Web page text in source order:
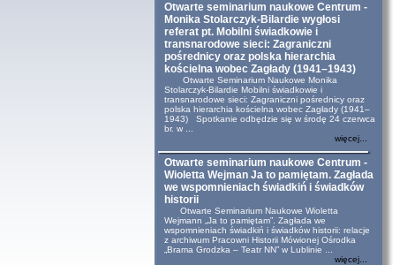
Otwarte seminarium naukowe Centrum -
Monika Stolarczyk-Bilardie wygłosi
referat pt. Mobilni świadkowie i
transnarodowe sieci: Zagraniczni
pośrednicy oraz polska hierarchia
kościelna wobec Zagłady (1941–1943)
Otwarte Seminarium Naukowe Monika
Stolarczyk-Bilardie Mobilni świadkowie i
transnarodowe sieci: Zagraniczni pośrednicy oraz
polska hierarchia kościelna wobec Zagłady (1941–
1943) Spotkanie odbędzie się w środę 24 czerwca
br. w ...
więcej...
Otwarte seminarium naukowe Centrum -
Wioletta Wejman Ja to pamiętam. Zagłada
we wspomnieniach świadkiń i świadków
historii
Otwarte Seminarium Naukowe Wioletta
Wejmann „Ja to pamiętam”. Zagłada we
wspomnieniach świadkiń i świadków historii: relacje
z archiwum Pracowni Historii Mówionej Ośrodka
„Brama Grodzka – Teatr NN” w Lublinie ...
więcej...